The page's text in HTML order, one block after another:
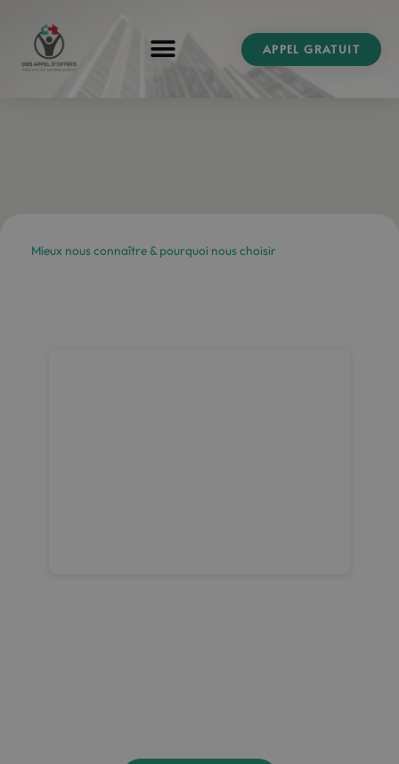
contenu
APPEL GRATUIT
Mieux nous connaître & pourquoi nous choisir